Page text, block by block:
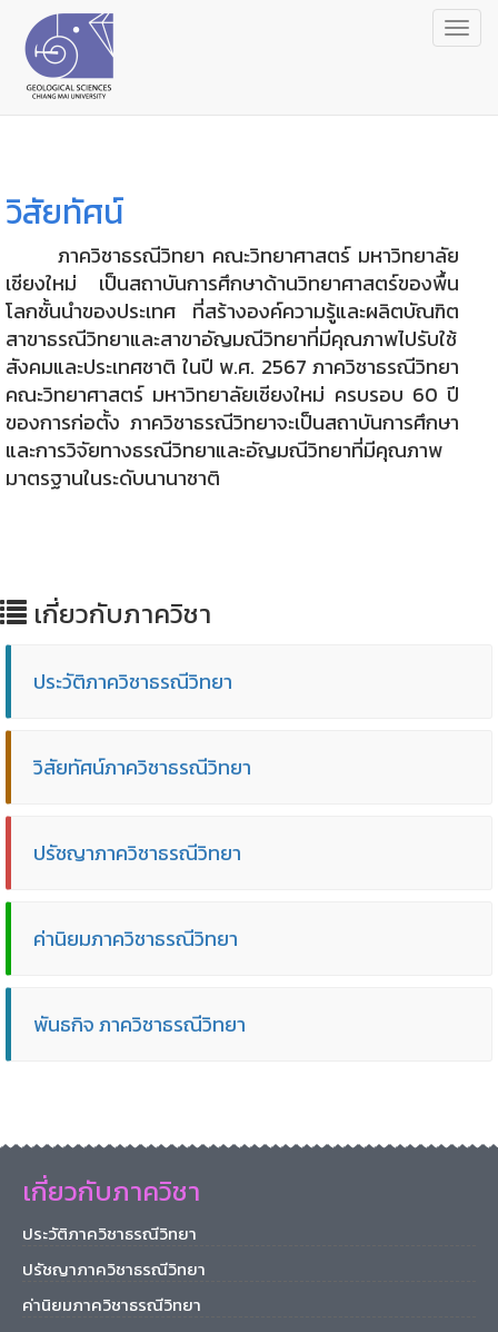
วิสัยทัศน์
ภาควิชาธรณีวิทยา คณะวิทยาศาสตร์ มหาวิทยาลัย
เชียงใหม่ เป็นสถาบันการศึกษาด้านวิทยาศาสตร์ของพื้น
โลกชั้นนำของประเทศ ที่สร้างองค์ความรู้และผลิตบัณฑิต
สาขาธรณีวิทยาและสาขาอัญมณีวิทยาที่มีคุณภาพไปรับใช้
สังคมและประเทศชาติ ในปี พ.ศ. 2567 ภาควิชาธรณีวิทยา
คณะวิทยาศาสตร์ มหาวิทยาลัยเชียงใหม่ ครบรอบ 60 ปี
ของการก่อตั้ง ภาควิชาธรณีวิทยาจะเป็นสถาบันการศึกษา
และการวิจัยทางธรณีวิทยาและอัญมณีวิทยาที่มีคุณภาพ
มาตรฐานในระดับนานาชาติ
เกี่ยวกับภาควิชา
ประวัติภาควิชาธรณีวิทยา
วิสัยทัศน์ภาควิชาธรณีวิทยา
ปรัชญาภาควิชาธรณีวิทยา
ค่านิยมภาควิชาธรณีวิทยา
พันธกิจ ภาควิชาธรณีวิทยา
เกี่ยวกับภาควิชา
ประวัติภาควิชาธรณีวิทยา
ปรัชญาภาควิชาธรณีวิทยา
ค่านิยมภาควิชาธรณีวิทยา